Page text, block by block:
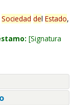
Sociedad del Estado,
Signatura